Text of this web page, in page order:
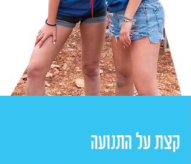
קצת על התנועה